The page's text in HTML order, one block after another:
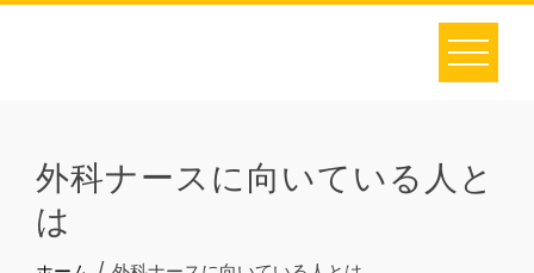
Skip
外科ナースに向いている人と
は